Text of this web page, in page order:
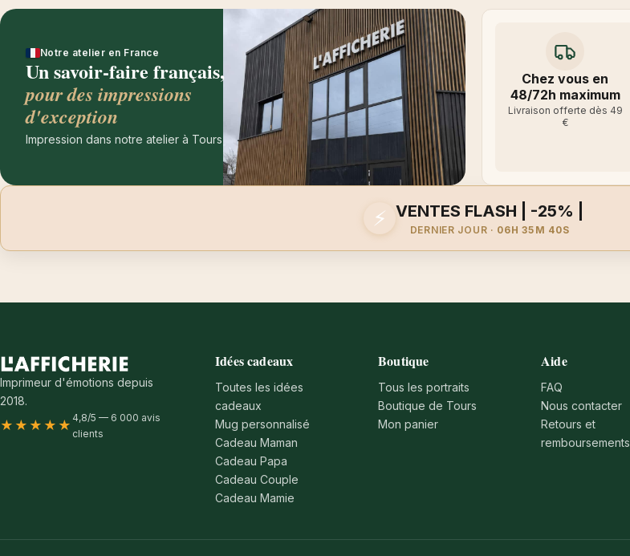
Notre atelier en France
Un savoir-faire français,
pour des impressions
d'exception
Impression dans notre atelier à Tours
Chez vous en
48/72h maximum
Livraison offerte dès 49
€
⚡ VENTES FLASH | -25% |
DERNIER JOUR · 06H 35M 40S
Imprimeur d'émotions depuis
2018.
★★★★★ 4,8/5 — 6 000 avis
clients
Idées cadeaux
Toutes les idées
cadeaux
Mug personnalisé
Cadeau Maman
Cadeau Papa
Cadeau Couple
Cadeau Mamie
Boutique
Tous les portraits
Boutique de Tours
Mon panier
Aide
FAQ
Nous contacter
Retours et
remboursements